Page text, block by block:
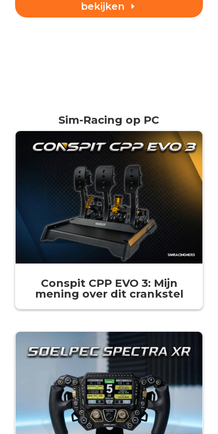
bekijken
Sim-Racing op PC
Conspit CPP EVO 3: Mijn
mening over dit crankstel